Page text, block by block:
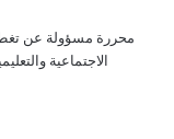
محررة مسؤولة عن
الاجتماعية